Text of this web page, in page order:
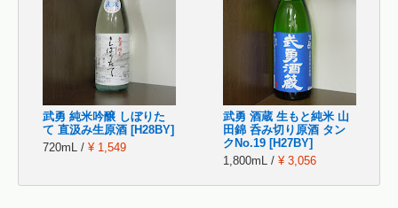
武勇 純米吟醸 しぼりた
て 直汲み生原酒 [H28BY]
720mL / ¥ 1,549
武勇 酒蔵 生もと純米 山
田錦 呑み切り原酒 タン
クNo.19 [H27BY]
1,800mL / ¥ 3,056